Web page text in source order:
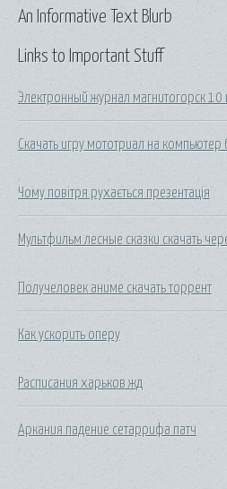
Links to Important Stuff
Электронный журнал магнитогорск
Скачать игру мототриал на компьютер
Чому повітря рухається презентація
Мультфильм лесные сказки скачать
Получеловек аниме скачать торрент
Как ускорить оперу
Расписания харьков жд
Аркания падение сетаррифа патч
An Informative Text Blurb